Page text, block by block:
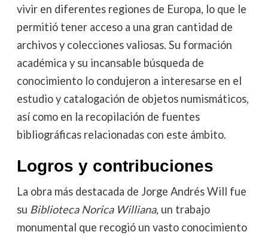
vivir en diferentes regiones de Europa, lo que le
permitió tener acceso a una gran cantidad de
archivos y colecciones valiosas. Su formación
académica y su incansable búsqueda de
conocimiento lo condujeron a interesarse en el
estudio y catalogación de objetos numismáticos,
así como en la recopilación de fuentes
bibliográficas relacionadas con este ámbito.
Logros y contribuciones
La obra más destacada de Jorge Andrés Will fue
su Biblioteca Norica Williana, un trabajo
monumental que recogió un vasto conocimiento